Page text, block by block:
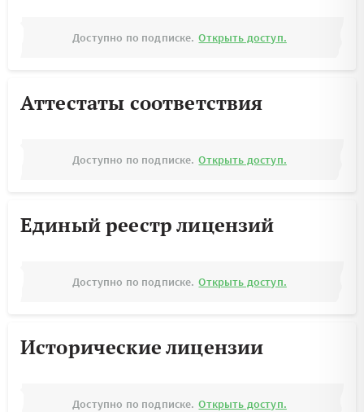
Доступно по подписке. Открыть доступ.
Аттестаты соответствия
Доступно по подписке. Открыть доступ.
Единый реестр лицензий
Доступно по подписке. Открыть доступ.
Исторические лицензии
Доступно по подписке. Открыть доступ.